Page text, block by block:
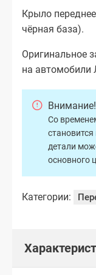
Крыло
чёрная база).
Оригинальное
на автомобили
Внимание!
Со
детали
основного
Категории: